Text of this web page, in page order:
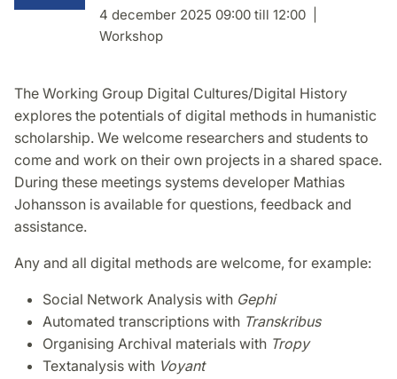
4 december 2025 09:00 till 12:00
Workshop
The Working Group Digital Cultures/Digital History
explores the potentials of digital methods in humanistic
scholarship. We welcome researchers and students to
come and work on their own projects in a shared space.
During these meetings systems developer Mathias
Johansson is available for questions, feedback and
assistance.
Any and all digital methods are welcome, for example:
Social Network Analysis with Gephi
Automated transcriptions with Transkribus
Organising Archival materials with Tropy
Textanalysis with Voyant